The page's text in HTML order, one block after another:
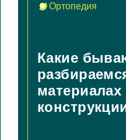
Ортопедия
Какие
материалах